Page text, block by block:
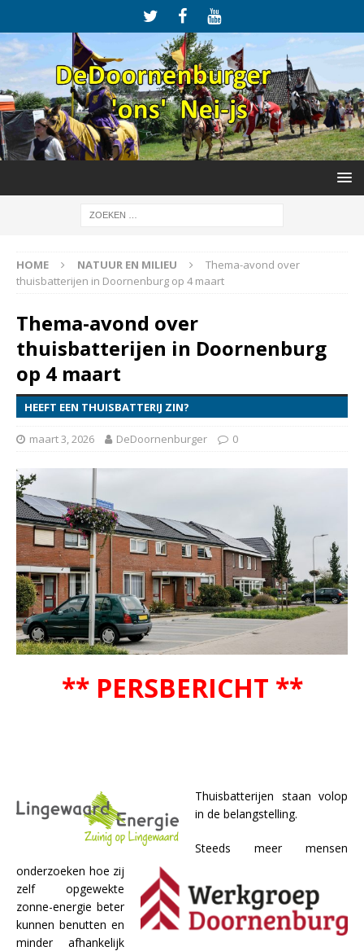
HOME NATUUR EN MILIEU
Thema-avond over
thuisbatterijen in Doornenburg op 4 maart
Thema-avond over
thuisbatterijen in Doornenburg
op 4 maart
HEEFT EEN THUISBATTERIJ ZIN?
maart 3, 2026 DeDoornenburger 0
** PERSBERICHT **
Thuisbatterijen staan volop
in de belangstelling.
Steeds meer mensen
onderzoeken hoe zij
zelf opgewekte
zonne-energie beter
kunnen benutten en
minder afhankelijk